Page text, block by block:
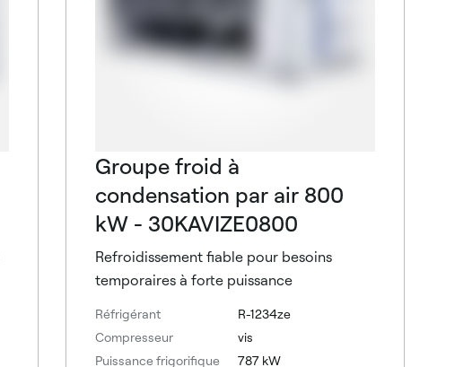
Groupe froid à
condensation par air 800
kW - 30KAVIZE0800
Refroidissement fiable pour besoins
temporaires à forte puissance
Réfrigérant
R-1234ze
Compresseur
vis
Puissance frigorifique
787 kW